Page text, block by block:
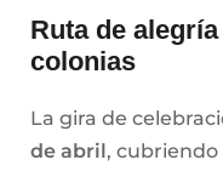
Ruta de
colonias
La gira de
de abril ,